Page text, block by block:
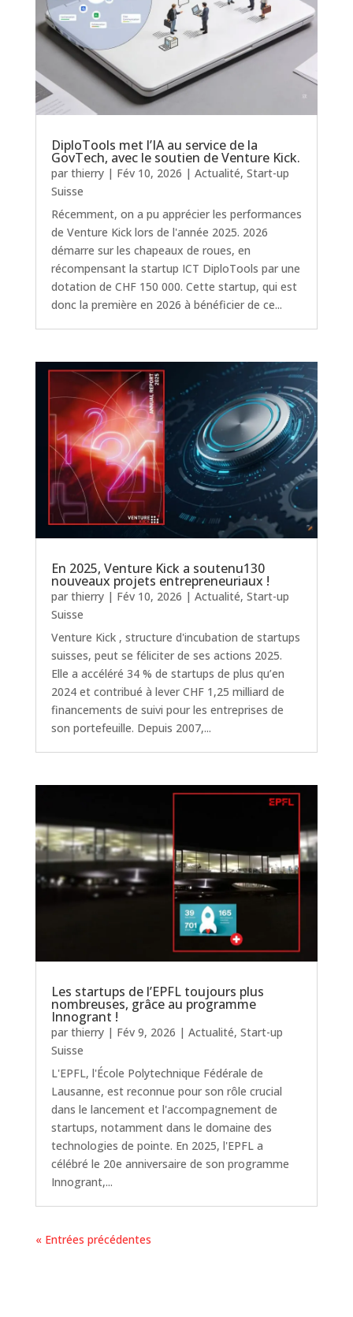
DiploTools met l’IA au service de la
GovTech, avec le soutien de Venture Kick.
par thierry| Fév 10, 2026 | Actualité, Start-up
Suisse
Récemment, on a pu apprécier les performances
de Venture Kick lors de l'année 2025. 2026
démarre sur les chapeaux de roues, en
récompensant la startup ICT DiploTools par une
dotation de CHF 150 000. Cette startup, qui est
donc la première en 2026 à bénéficier de ce...
En 2025, Venture Kick a soutenu130
nouveaux projets entrepreneuriaux !
par thierry| Fév 10, 2026 | Actualité, Start-up
Suisse
Venture Kick , structure d'incubation de startups
suisses, peut se féliciter de ses actions 2025.
Elle a accéléré 34 % de startups de plus qu’en
2024 et contribué à lever CHF 1,25 milliard de
financements de suivi pour les entreprises de
son portefeuille. Depuis 2007,...
Les startups de l’EPFL toujours plus
nombreuses, grâce au programme
Innogrant !
par thierry| Fév 9, 2026 | Actualité, Start-up
Suisse
L'EPFL, l'École Polytechnique Fédérale de
Lausanne, est reconnue pour son rôle crucial
dans le lancement et l'accompagnement de
startups, notamment dans le domaine des
technologies de pointe. En 2025, l'EPFL a
célébré le 20e anniversaire de son programme
Innogrant,...
« Entrées précédentes